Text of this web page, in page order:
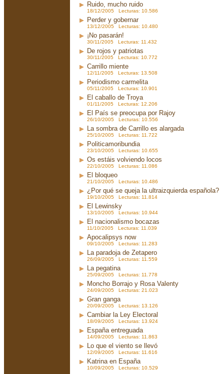
Ruido, mucho ruido
18/12/2005 Lecturas: 10.586
Perder y gobernar
13/12/2005 Lecturas: 10.480
¡No pasarán!
30/11/2005 Lecturas: 11.432
De rojos y patriotas
30/11/2005 Lecturas: 10.772
Carrillo miente
12/11/2005 Lecturas: 13.508
Periodismo carmelita
05/11/2005 Lecturas: 10.901
El caballo de Troya
01/11/2005 Lecturas: 12.206
El País se preocupa por Rajoy
26/10/2005 Lecturas: 10.556
La sombra de Carrillo es alargada
25/10/2005 Lecturas: 11.722
Politicamoribundia
23/10/2005 Lecturas: 10.655
Os estáis volviendo locos
22/10/2005 Lecturas: 11.086
El bloqueo
21/10/2005 Lecturas: 10.486
¿Por qué se queja la ultraizquierda española?
19/10/2005 Lecturas: 11.814
El Lewinsky
13/10/2005 Lecturas: 10.944
El nacionalismo bocazas
11/10/2005 Lecturas: 11.039
Apocalipsys now
09/10/2005 Lecturas: 11.283
La paradoja de Zetapero
26/09/2005 Lecturas: 11.559
La pegatina
25/09/2005 Lecturas: 11.778
Moncho Borrajo y Rosa Valenty
24/09/2005 Lecturas: 21.023
Gran ganga
20/09/2005 Lecturas: 13.126
Cambiar la Ley Electoral
18/09/2005 Lecturas: 13.924
España entreguada
14/09/2005 Lecturas: 11.863
Lo que el viento se llevó
12/09/2005 Lecturas: 11.616
Katrina en España
10/09/2005 Lecturas: 10.529